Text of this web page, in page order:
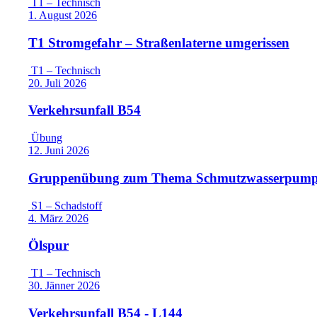
T1 – Technisch
1. August 2026
T1 Stromgefahr – Straßenlaterne umgerissen
T1 – Technisch
20. Juli 2026
Verkehrsunfall B54
Übung
12. Juni 2026
Gruppenübung zum Thema
S1 – Schadstoff
4. März 2026
Ölspur
T1 – Technisch
30. Jänner 2026
Verkehrsunfall B54 - L144